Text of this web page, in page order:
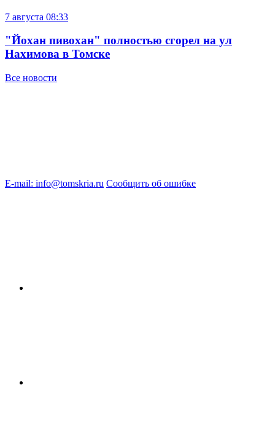
7 августа 08:33
"Йохан пивохан" полностью сгорел на ул
Нахимова в Томске
Все новости
E-mail: info@tomskria.ru Сообщить об ошибке